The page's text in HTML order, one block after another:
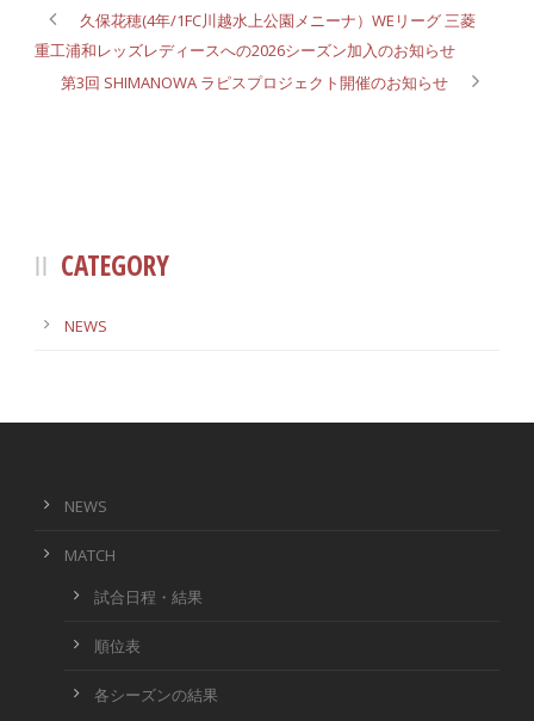
久保花穂(4年/1FC川越水上公園メニーナ）WEリーグ 三菱
重工浦和レッズレディースへの2026シーズン加入のお知らせ
第3回 SHIMANOWA ラピスプロジェクト開催のお知らせ
CATEGORY
NEWS
NEWS
MATCH
試合日程・結果
順位表
各シーズンの結果